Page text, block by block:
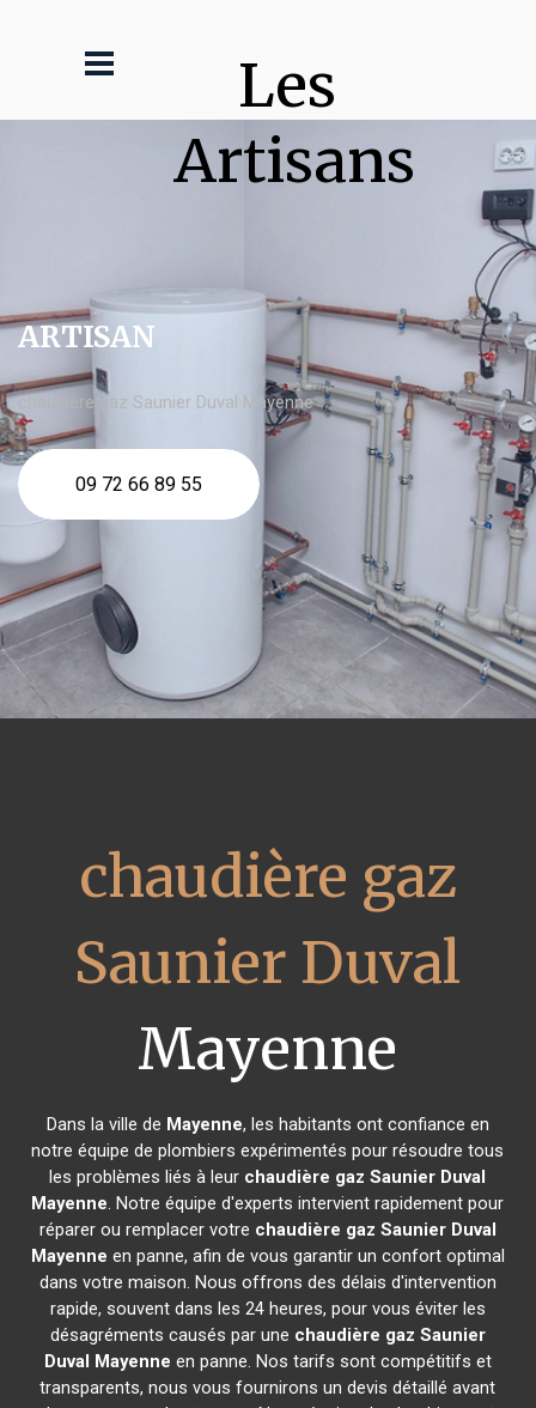
Les
Artisans
ARTISAN
chaudière gaz Saunier Duval Mayenne
09 72 66 89 55
chaudière gaz
Saunier Duval
Mayenne
Dans la ville de Mayenne, les habitants ont confiance en
notre équipe de plombiers expérimentés pour résoudre tous
les problèmes liés à leur chaudière gaz Saunier Duval
Mayenne. Notre équipe d'experts intervient rapidement pour
réparer ou remplacer votre chaudière gaz Saunier Duval
Mayenne en panne, afin de vous garantir un confort optimal
dans votre maison. Nous offrons des délais d'intervention
rapide, souvent dans les 24 heures, pour vous éviter les
désagréments causés par une chaudière gaz Saunier
Duval Mayenne en panne. Nos tarifs sont compétitifs et
transparents, nous vous fournirons un devis détaillé avant